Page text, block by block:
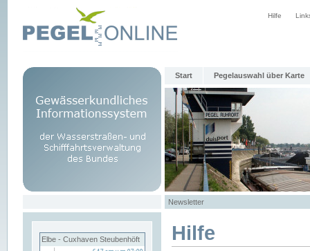
Hilfe
Start Pegelauswahl über Karte
Newsletter
Elbe - Cuxhaven Steubenhöft Hilfe